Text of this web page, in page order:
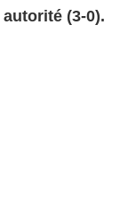
(3-0).